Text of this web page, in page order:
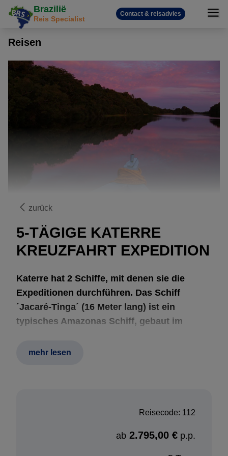
Brazilië
Reis Specialist
Contact & reisadvies
Reisen
zurück
5-TÄGIGE KATERRE
KREUZFAHRT EXPEDITION
Katerre hat 2 Schiffe, mit denen sie die
Expeditionen durchführen. Das Schiff
´Jacaré-Tinga´ (16 Meter lang) ist ein
typisches Amazonas Schiff, gebaut im
aufnehmen. Es bietet einen guten Komfort.
3 Decks und es ist in der Lage, 16
für Expeditionen mit weniger als 8
mehr lesen
Reisecode: 112
ab 2.795,00 € p.p.